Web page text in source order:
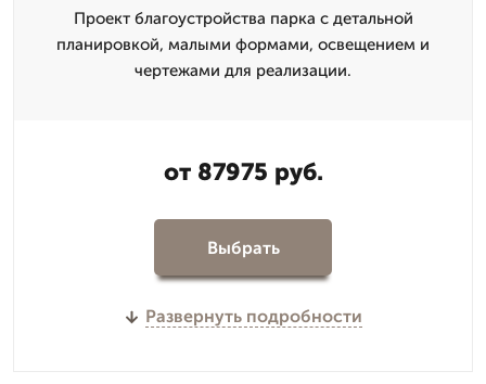
Проект благоустройства парка с детальной
планировкой, малыми формами, освещением и
чертежами для реализации.
от 87975 руб.
Выбрать
Развернуть подробности